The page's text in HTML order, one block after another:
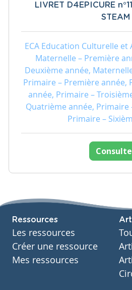
LIVRET D4EPICURE
STEAM
ECA Education Culturelle
Maternelle – Première
Deuxième année,
Primaire – Première année,
année, Primaire –
Quatrième année, Primaire
Primaire –
Ressources
Les ressources
Créer une ressource
Mes ressources